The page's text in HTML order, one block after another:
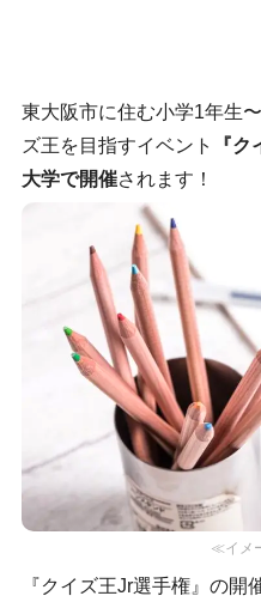
東大阪市に住む小学1年生
ズ王を目指すイベント
『
大学で開催されます！
≪イメ
『クイズ王Jr選手権』の